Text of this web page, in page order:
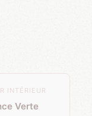
INTÉRIEUR
Verte